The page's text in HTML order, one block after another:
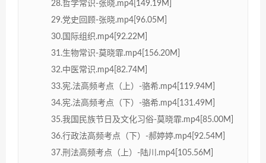
28.哲学常识-张晓.mp4[149.19M]
29.党史回顾-张晓.mp4[96.05M]
30.国际组织.mp4[92.22M]
31.生物常识-莫晓霏.mp4[156.20M]
32.中医常识.mp4[82.74M]
33.宪.法高频考点（上）-骆希.mp4[119.94M]
34.宪.法高频考点（下）-骆希.mp4[131.49M]
35.我国民族节日及文化习俗-莫晓霏.mp4[85.00M]
36.行政法高频考点（下）-郝婷婷.mp4[92.54M]
37.刑法高频考点（上）-陆川.mp4[105.56M]